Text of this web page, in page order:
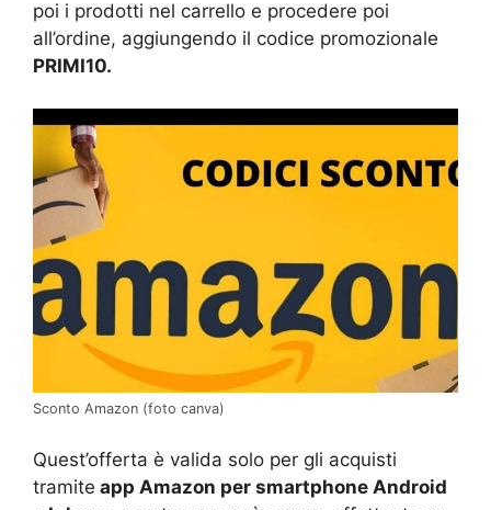
poi i prodotti nel carrello e procedere poi
all’ordine, aggiungendo il codice promozionale
PRIMI10.
Sconto Amazon (foto canva)
Quest’offerta è valida solo per gli acquisti
tramite app Amazon per smartphone Android